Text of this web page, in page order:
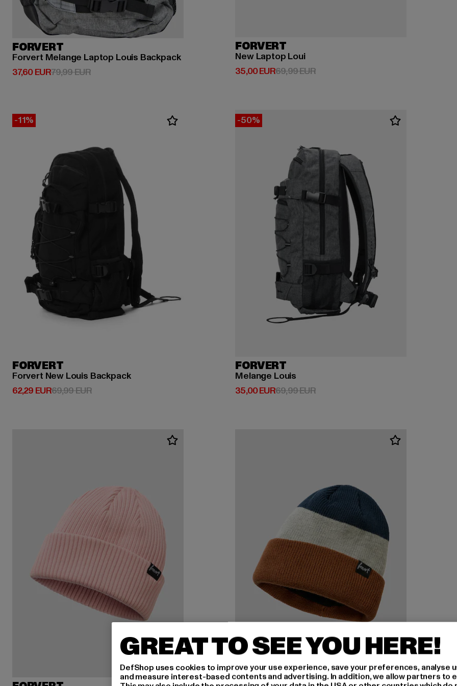
FORVERT
Forvert Melange Laptop Louis Backpack
37,60 EUR
Derzeitiger Preis: 37,60 EUR
79,99 EURAktionspreis: 79,99 EUR
FORVERT
New Laptop Loui
35,00 EUR
Derzeitiger Preis: 35,00 EUR
69,99 EURAktionspreis: 69,99 EUR
-11%
FORVERT
Forvert New Louis Backpack
62,29 EUR
Derzeitiger Preis: 62,29 EUR
69,99 EURAktionspreis: 69,99 EUR
-50%
FORVERT
Melange Louis
35,00 EUR
Derzeitiger Preis: 35,00 EUR
69,99 EURAktionspreis: 69,99 EUR
GREAT TO SEE YOU HERE!
DefShop uses cookies to improve your use experience, save your preferences, analyse
and measure interest-based contents and advertising. In addition, we allow partners to